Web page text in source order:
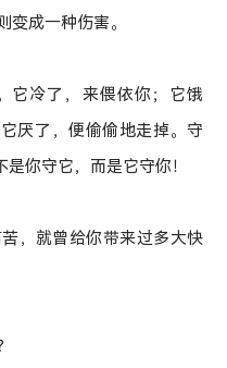
变成一种伤害。
它冷了，来偎依你；它饿
厌了，便偷偷地走掉。守
你守它，而是它守你！
，就曾给你带来过多大快